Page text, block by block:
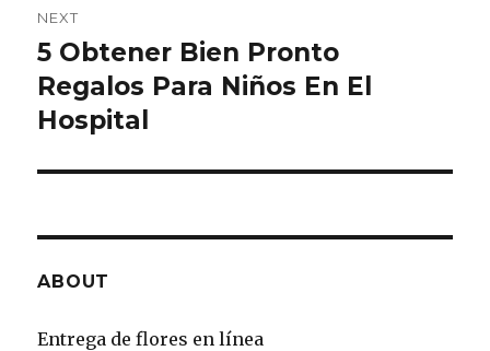
NEXT
Next
post:
5 Obtener Bien Pronto
Regalos Para Niños En El
Hospital
ABOUT
Entrega de flores en línea